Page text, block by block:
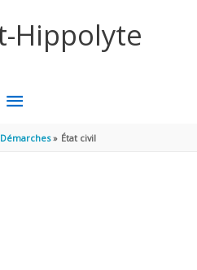
Hippolyte
MENU
PRINCIPAL
Démarches État civil